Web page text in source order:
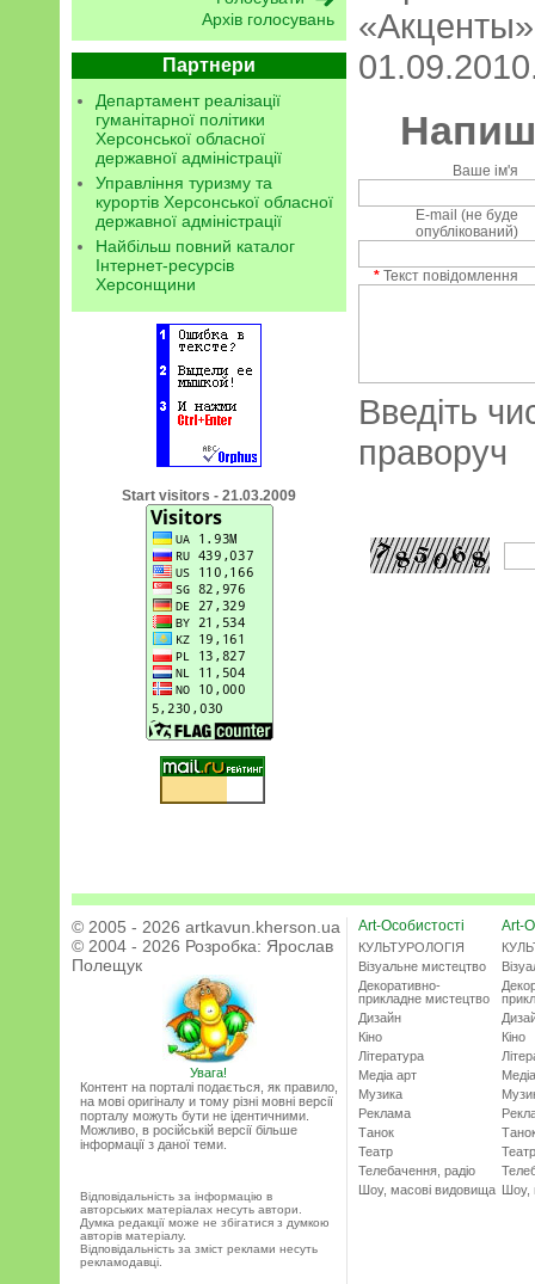
Архів голосувань
Партнери
Департамент реалізації
гуманітарної політики
Херсонської обласної
державної адміністрації
Управління туризму та
курортів Херсонської обласної
державної адміністрації
Найбільш повний каталог
Інтернет-ресурсів
Херсонщини
Start visitors - 21.03.2009
Ваше ім'я
E-mail (не буде
опублікований)
* Текст повідомлення
Введіть
праворуч
© 2005 - 2026 artkavun.kherson.ua
© 2004 - 2026 Розробка: Ярослав
Полещук
Увага!
Контент на порталі подається, як правило,
на мові оригіналу и тому різні мовні версії
порталу можуть бути не ідентичними.
Можливо, в російській версії більше
інформації з даної теми.
Відповідальність за інформацію в
авторських матеріалах несуть автори.
Думка редакції може не збігатися з думкою
авторів матеріалу.
Відповідальність за зміст реклами несуть
рекламодавці.
Art-Особистості
КУЛЬТУРОЛОГІЯ
Візуальне мистецтво
Декоративно-
прикладне мистецтво
Дизайн
Кіно
Література
Медіа арт
Музика
Реклама
Танок
Театр
Телебачення, радіо
Шоу, масові видовища
Art-
Кіно
Театр
Шоу,